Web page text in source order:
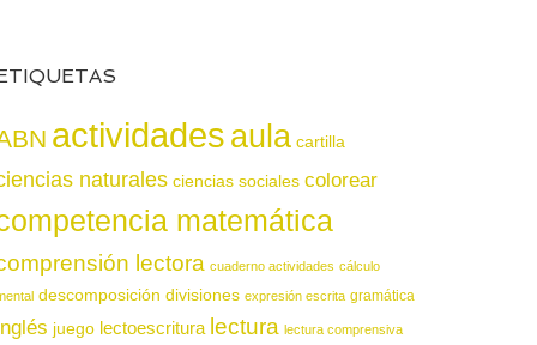
actividadesaula cartilla
naturales ciencias sociales colorear
matemática
lectora cuaderno actividades cálculo
descomposición divisiones expresión escrita gramática
juego lectoescritura lectura lectura comprensiva